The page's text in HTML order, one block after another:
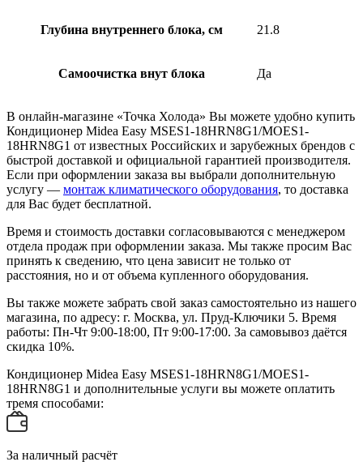
Глубина внутреннего блока, см 21.8
Самоочистка внут блока Да
В онлайн-магазине «Точка Холода» Вы можете удобно купить
Кондиционер Midea Easy MSES1-18HRN8G1/MOES1-
18HRN8G1 от известных Российских и зарубежных брендов с
быстрой доставкой и официальной гарантией производителя.
Если при оформлении заказа вы выбрали дополнительную
услугу — монтаж климатического оборудования, то доставка
для Вас будет бесплатной.
Время и стоимость доставки согласовываются с менеджером
отдела продаж при оформлении заказа. Мы также просим Вас
принять к сведению, что цена зависит не только от
расстояния, но и от объема купленного оборудования.
Вы также можете забрать свой заказ самостоятельно из нашего
магазина, по адресу: г. Москва, ул. Пруд-Ключики 5. Время
работы: Пн-Чт 9:00-18:00, Пт 9:00-17:00. За самовывоз даётся
скидка 10%.
Кондиционер Midea Easy MSES1-18HRN8G1/MOES1-
18HRN8G1 и дополнительные услуги вы можете оплатить
тремя способами:
За наличный расчёт